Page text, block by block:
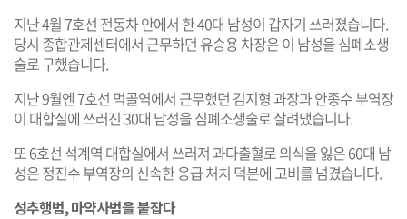
지난 4월 7호선 전동차 안에서 한 40대 남성이 갑자기 쓰러졌습니다.
당시 종합관제센터에서 근무하던 유승용 차장은 이 남성을 심폐소생
술로 구했습니다.
지난 9월엔 7호선 먹골역에서 근무했던 김지형 과장과 안종수 부역장
이 대합실에 쓰러진 30대 남성을 심폐소생술로 살려냈습니다.
또 6호선 석계역 대합실에서 쓰러져 과다출혈로 의식을 잃은 60대 남
성은 정진수 부역장의 신속한 응급 처치 덕분에 고비를 넘겼습니다.
성추행범, 마약사범을 붙잡다